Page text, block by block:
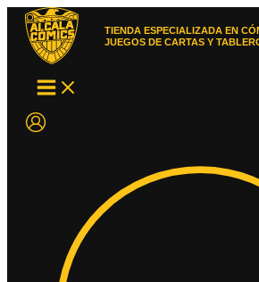
contenido
TIENDA ESPECIALIZADA EN
JUEGOS DE CARTAS Y